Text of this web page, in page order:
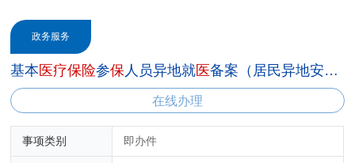
政务服务
基本医疗保险参保 人员异地就医备案（居民异地安置退休人员）
在线办理
事项类别 即办件